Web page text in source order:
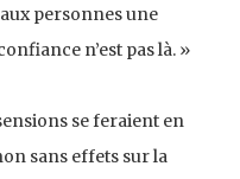
personnes une
n’est pas là. »
se feraient en
sans effets sur la